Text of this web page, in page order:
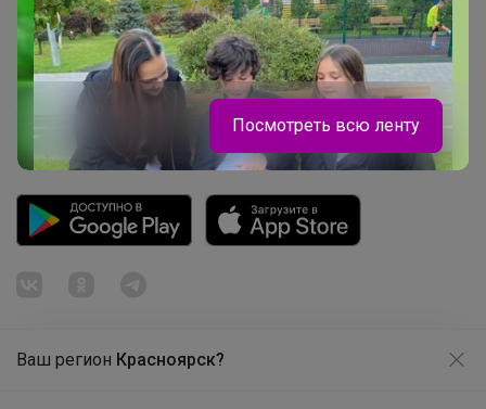
Ваш регион Красноярск?
Picabox.ru - Лучшее место для ваших изображений
Розыгрыш - Генератор случайных чисел
Пульс нашего маркетплейса
Посмотреть всю ленту
Продолжая использовать этот сайт и нажимая кнопку